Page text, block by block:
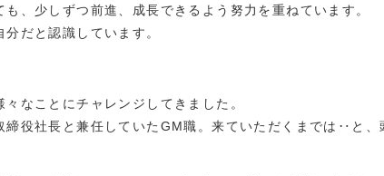
、少しずつ前進、成長できるよう努力を重ねています。
だと認識しています。
なことにチャレンジしてきました。
締役社長と兼任していたGM職。来ていただくまでは‥と